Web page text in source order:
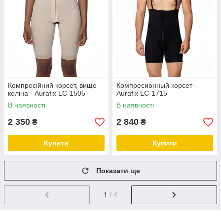
Компресійний корсет, вище
коліна - Aurafix LC-1505
В наявності
2 350 ₴
Купити
Компресионный корсет -
Aurafix LC-1715
В наявності
2 840 ₴
Купити
Показати ще
1 / 4